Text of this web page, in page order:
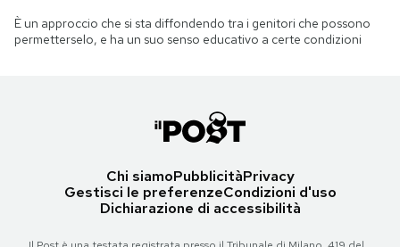
È un approccio che si sta diffondendo tra i genitori che possono
permetterselo, e ha un suo senso educativo a certe condizioni
Chi siamoPubblicitàPrivacy
Gestisci le preferenzeCondizioni d'uso
Dichiarazione di accessibilità